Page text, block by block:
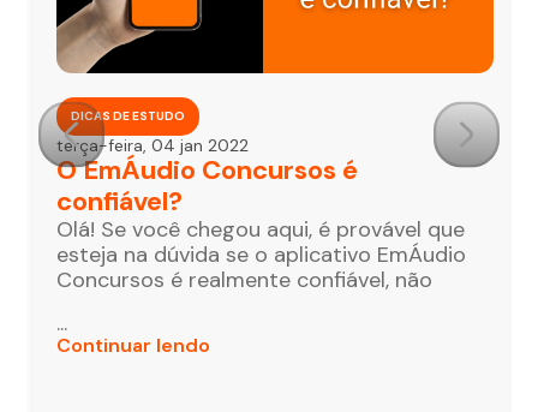
DICAS DE ESTUDO
terça-feira, 04 jan 2022
O EmÁudio Concursos é
confiável?
Olá! Se você chegou aqui, é provável que
esteja na dúvida se o aplicativo EmÁudio
Concursos é realmente confiável, não
...
Continuar lendo